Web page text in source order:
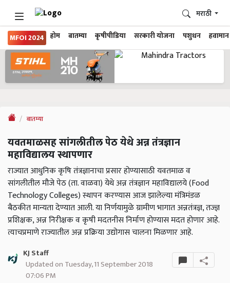
MFOI 2024 होम बातम्या कृषीपीडिया सरकारी योजना पशुधन हवामान
मराठी
बातम्या
यवतमाळसह सांगलीतील पेठ येथे अन्न तंत्रज्ञान
महाविद्यालय स्थापणार
राज्यात आधुनिक कृषि तंत्रज्ञानाचा प्रसार होण्यासाठी यवतमाळ व
सांगलीतील मौजे पेठ (ता. वाळवा) येथे अन्न तंत्रज्ञान महाविद्यालये (Food
Technology Colleges) स्थापन करण्यास आज झालेल्या मंत्रिमंडळ
बैठकीत मान्यता देण्यात आली. या निर्णयामुळे ग्रामीण भागात अन्नतंत्रज्ञ, तज्ज्ञ
प्रशिक्षक, अन्न निरीक्षक व कृषी मदतनीस निर्माण होण्यास मदत होणार आहे.
त्याचप्रमाणे राज्यातील अन्न प्रक्रिया उद्योगास चालना मिळणार आहे.
KJ Staff
Updated on Tuesday, 11 September 2018
07:06 PM